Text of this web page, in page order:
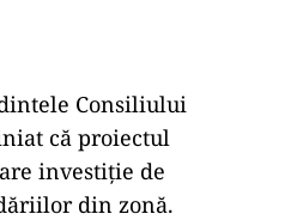
Consiliului
că proiectul
investiție de
din zonă.